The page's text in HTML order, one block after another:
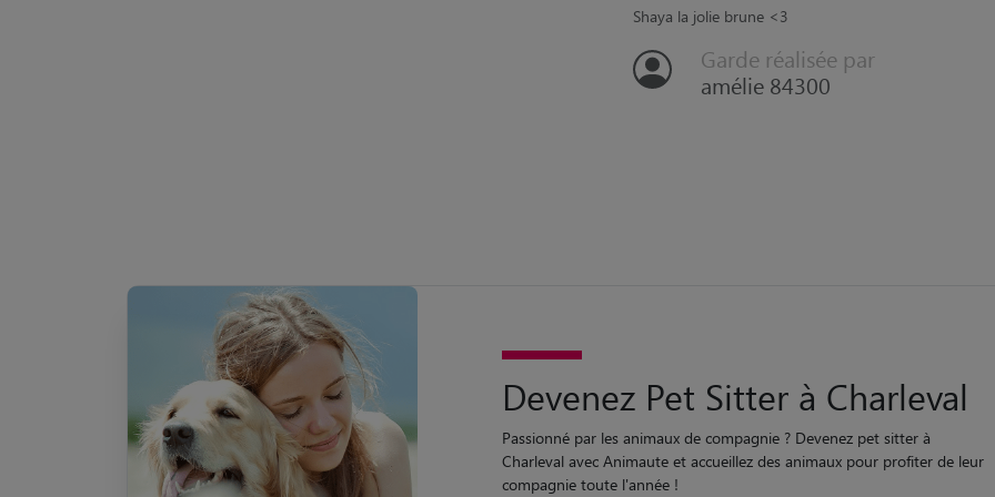
Shaya la jolie brune <3
Garde réalisée par
amélie 84300
Devenez Pet Sitter à Charleval
Passionné par les animaux de compagnie ? Devenez pet sitter à
Charleval avec Animaute et accueillez des animaux pour profiter de leur
compagnie toute l'année !